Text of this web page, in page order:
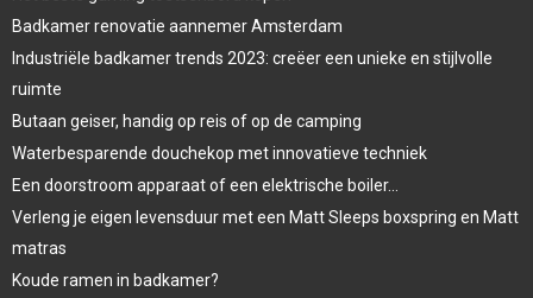
Badkamer renovatie aannemer Amsterdam
Industriële badkamer trends 2023: creëer een unieke en stijlvolle
ruimte
Butaan geiser, handig op reis of op de camping
Waterbesparende douchekop met innovatieve techniek
Een doorstroom apparaat of een elektrische boiler…
Verleng je eigen levensduur met een Matt Sleeps boxspring en Matt
matras
Koude ramen in badkamer?